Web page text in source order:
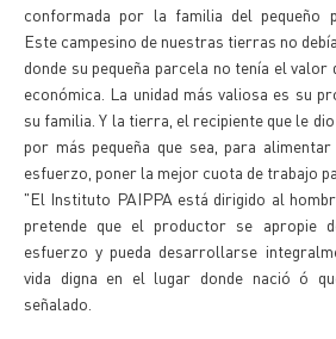
conformada por la familia del pequeño
Este campesino de nuestras tierras no
donde su pequeña parcela no tenía el
económica. La unidad más valiosa es su
su familia. Y la tierra, el recipiente que le
por más pequeña que sea, para
esfuerzo, poner la mejor cuota de trabajo
"El Instituto PAIPPA está dirigido al
pretende que el productor se apropie
esfuerzo y pueda desarrollarse
vida digna en el lugar donde nació ó
señalado.